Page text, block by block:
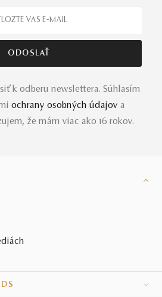
k odberu newslettera. Súhlasím
ochrany osobných údajov a
že mám viac ako 16 rokov.